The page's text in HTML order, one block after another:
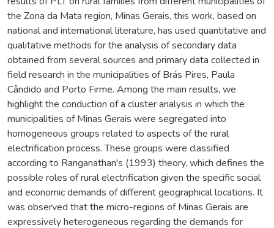
the Zona da Mata region, Minas Gerais, this work, based on
national and international literature, has used quantitative and
qualitative methods for the analysis of secondary data
obtained from several sources and primary data collected in
field research in the municipalities of Brás Pires, Paula
Cândido and Porto Firme. Among the main results, we
highlight the conduction of a cluster analysis in which the
municipalities of Minas Gerais were segregated into
homogeneous groups related to aspects of the rural
electrification process. These groups were classified
according to Ranganathan's (1993) theory, which defines the
possible roles of rural electrification given the specific social
and economic demands of different geographical locations. It
was observed that the micro-regions of Minas Gerais are
expressively heterogeneous regarding the demands for